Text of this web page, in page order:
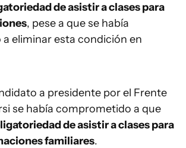
de asistir a clases para
, pese a que se había
eliminar esta condición en
a presidente por el Frente
se había comprometido a que
de asistir a clases para
familiares.